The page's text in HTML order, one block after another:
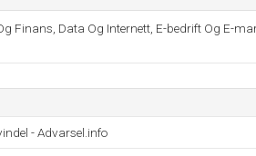
Finans, Data Og Internett, E-bedrift Og E-
- Advarsel.info